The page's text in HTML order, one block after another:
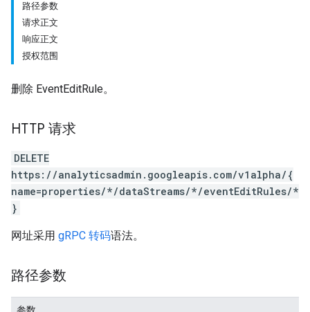
路径参数
请求正文
响应正文
授权范围
删除 EventEditRule。
HTTP 请求
DELETE
https://analyticsadmin.googleapis.com/v1alpha/{
name=properties/*/dataStreams/*/eventEditRules/*
}
网址采用 gRPC 转码语法。
路径参数